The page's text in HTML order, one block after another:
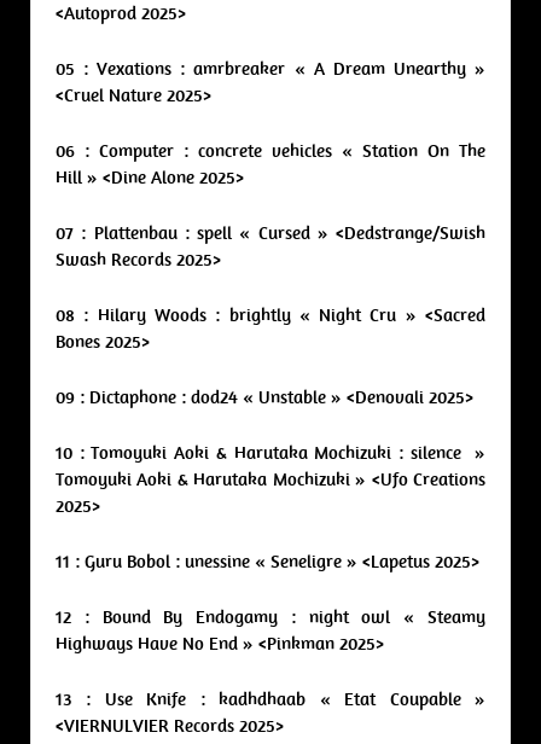
<Autoprod 2025>
05 : Vexations : amrbreaker « A Dream Unearthy »
<Cruel Nature 2025>
06 : Computer : concrete vehicles « Station On The
Hill » <Dine Alone 2025>
07 : Plattenbau : spell « Cursed » <Dedstrange/Swish
Swash Records 2025>
08 : Hilary Woods : brightly « Night Cru » <Sacred
Bones 2025>
09 : Dictaphone : dod24 « Unstable » <Denovali 2025>
10 : Tomoyuki Aoki & Harutaka Mochizuki : silence »
Tomoyuki Aoki & Harutaka Mochizuki » <Ufo Creations
2025>
11 : Guru Bobol : unessine « Seneligre » <Lapetus 2025>
12 : Bound By Endogamy : night owl « Steamy
Highways Have No End » <Pinkman 2025>
13 : Use Knife : kadhdhaab « Etat Coupable »
<VIERNULVIER Records 2025>